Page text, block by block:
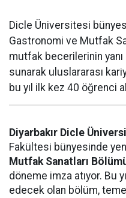
Dicle Üniversitesi
Gastronomi ve Mutfak
mutfak becerilerinin
sunarak uluslararası
bu yıl ilk kez 40 öğrenci
Diyarbakır Dicle
Fakültesi bünyesinde
Mutfak Sanatları
döneme imza atıyor. Bu
edecek olan bölüm,